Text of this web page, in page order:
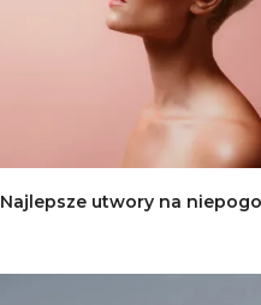
Najlepsze utwory na